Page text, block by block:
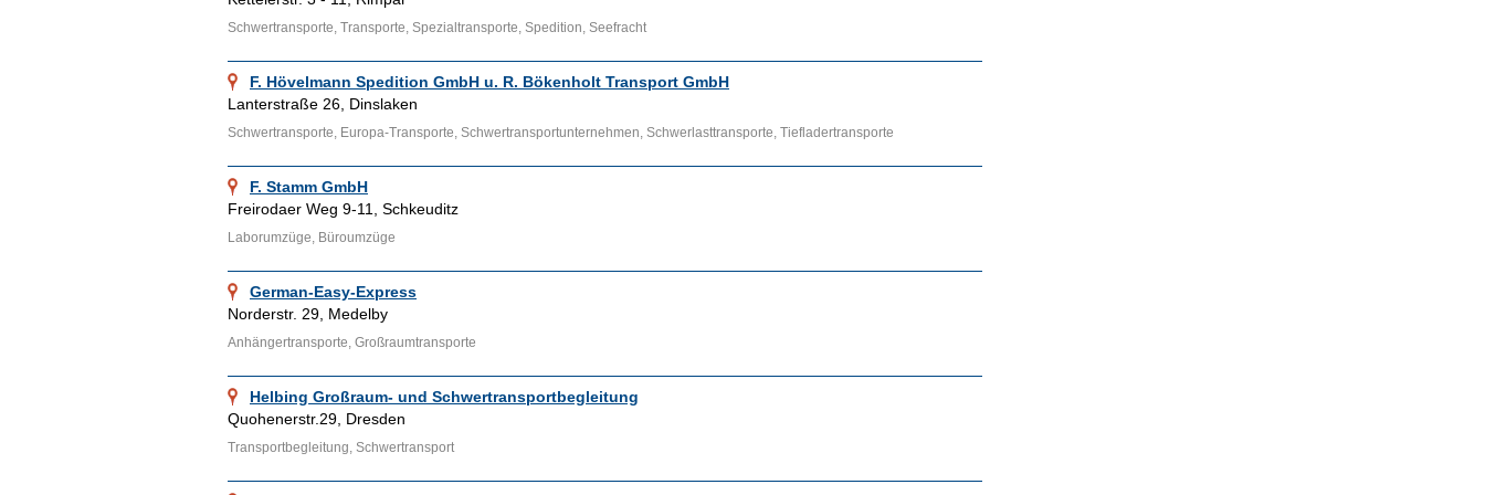
Schwertransporte, Transporte, Spezialtransporte, Spedition, Seefracht
F. Hövelmann Spedition GmbH u. R. Bökenholt Transport GmbH
Lanterstraße 26, Dinslaken
Schwertransporte, Europa-Transporte, Schwertransportunternehmen, Schwerlasttransporte, Tiefladertransporte
F. Stamm GmbH
Freirodaer Weg 9-11, Schkeuditz
Laborumzüge, Büroumzüge
German-Easy-Express
Norderstr. 29, Medelby
Anhängertransporte, Großraumtransporte
Helbing Großraum- und Schwertransportbegleitung
Quohenerstr.29, Dresden
Transportbegleitung, Schwertransport